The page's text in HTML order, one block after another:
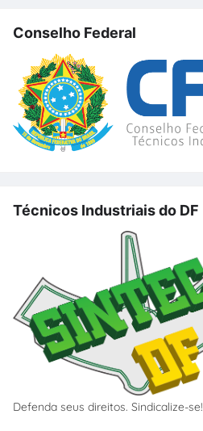
Conselho Federal
Técnicos Industriais do DF
Defenda seus direitos. Sindicalize-se!